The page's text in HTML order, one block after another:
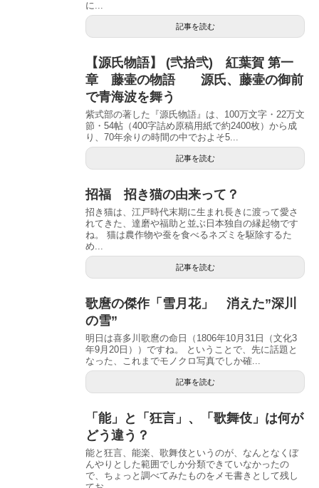
に...
記事を読む
【源氏物語】 (弐拾弐) 紅葉賀 第一
章 藤壷の物語 源氏、藤壷の御前
で青海波を舞う
紫式部の著した『源氏物語』は、100万文字・22万文
節・54帖（400字詰め原稿用紙で約2400枚）から成
り、70年余りの時間の中でおよそ5...
記事を読む
招福 招き猫の由来って？
招き猫は、江戸時代末期に生まれ長きに渡って愛さ
れてきた、達磨や福助と並ぶ日本独自の縁起物です
ね。 猫は農作物や蚕を食べるネズミを駆除するた
め...
記事を読む
歌麿の傑作「雪月花」 消えた”深川
の雪”
明日は喜多川歌麿の命日（1806年10月31日（文化3
年9月20日））ですね。 ということで、先に話題と
なった、これまでモノクロ写真でしか確...
記事を読む
「能」と「狂言」、「歌舞伎」は何が
どう違う？
能と狂言、能楽、歌舞伎というのが、なんとなくぼ
んやりとした範囲でしか分類できていなかったの
で、ちょっと調べてみたものをメモ書きとして残し